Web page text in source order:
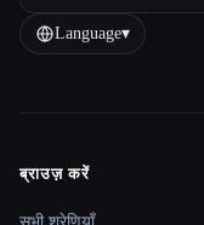
Language▾
Site navigation
ब्राउज़ करें